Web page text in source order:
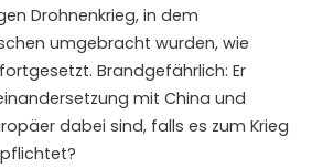
Drohnenkrieg, in dem
umgebracht wurden, wie
Brandgefährlich: Er
mit China und
dabei sind, falls es zum Krieg